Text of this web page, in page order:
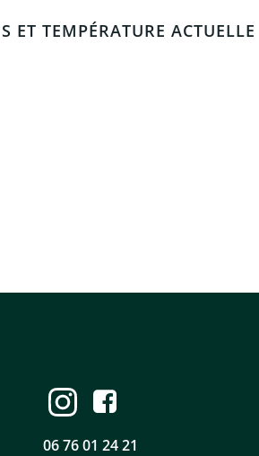
ET TEMPÉRATURE ACTUELLE
06 76 01 24 21